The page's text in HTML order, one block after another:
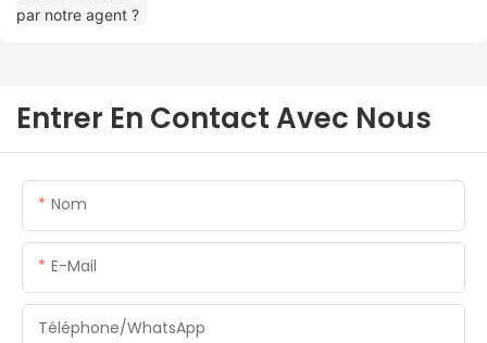
Entrer En Contact Avec Nous
Nom
E-Mail
Téléphone/WhatsApp